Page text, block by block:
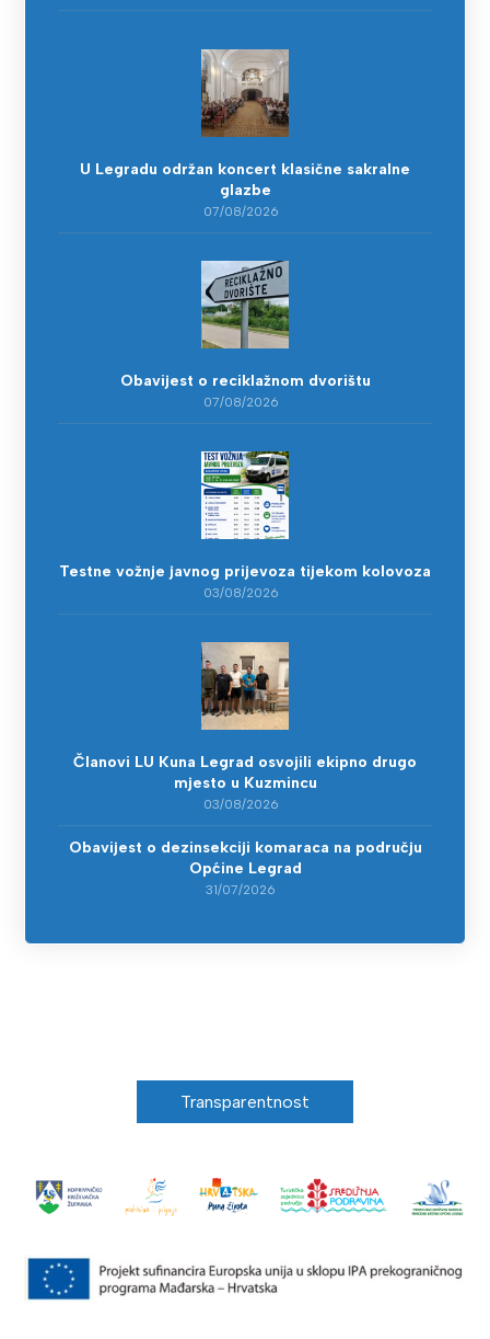
U Legradu održan koncert klasične sakralne
glazbe
07/08/2026
Obavijest o reciklažnom dvorištu
07/08/2026
Testne vožnje javnog prijevoza tijekom kolovoza
03/08/2026
Članovi LU Kuna Legrad osvojili ekipno drugo
mjesto u Kuzmincu
03/08/2026
Obavijest o dezinsekciji komaraca na području
Općine Legrad
31/07/2026
Transparentnost